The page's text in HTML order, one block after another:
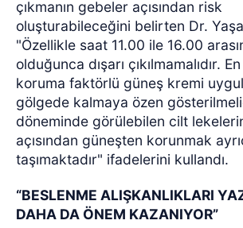
çıkmanın gebeler açısından risk
oluşturabileceğini belirten Dr.
"Özellikle saat 11.00 ile 16.00
olduğunca dışarı çıkılmamalıdır.
koruma faktörlü güneş kremi
gölgede kalmaya özen
döneminde görülebilen cilt
açısından güneşten korunmak
taşımaktadır" ifadelerini kullandı.
“BESLENME ALIŞKANLIKLARI
DAHA DA ÖNEM KAZANIYOR”